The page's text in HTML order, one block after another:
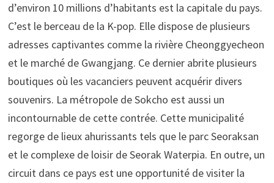
d’environ 10 millions d’habitants est la capitale du pays.
C’est le berceau de la K-pop. Elle dispose de plusieurs
adresses captivantes comme la rivière Cheonggyecheon
et le marché de Gwangjang. Ce dernier abrite plusieurs
boutiques où les vacanciers peuvent acquérir divers
souvenirs. La métropole de Sokcho est aussi un
incontournable de cette contrée. Cette municipalité
regorge de lieux ahurissants tels que le parc Seoraksan
et le complexe de loisir de Seorak Waterpia. En outre, un
circuit dans ce pays est une opportunité de visiter la